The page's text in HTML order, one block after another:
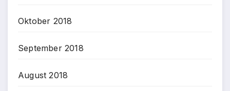
Oktober 2018
September 2018
August 2018